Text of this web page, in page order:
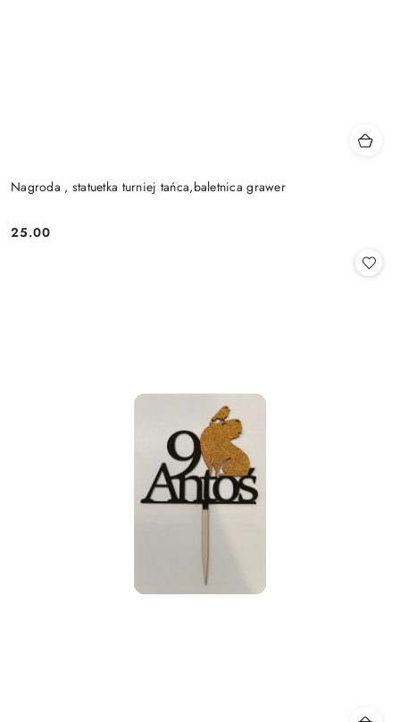
Nagroda , statuetka turniej tańca,baletnica grawer
Cena:
25.00